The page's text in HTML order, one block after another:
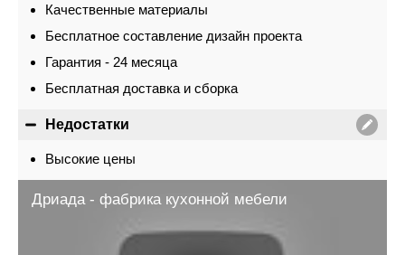
Качественные материалы
Бесплатное составление дизайн проекта
Гарантия - 24 месяца
Бесплатная доставка и сборка
Недостатки
Высокие цены